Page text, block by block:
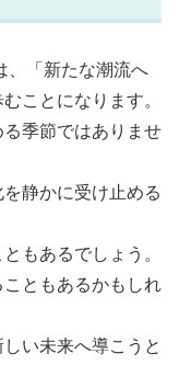
、「新たな潮流へ
ことになります。
季節ではありませ
静かに受け止める
もあるでしょう。
ともあるかもしれ
い未来へ導こうと